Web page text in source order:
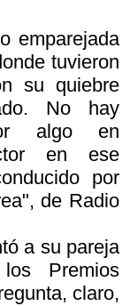
emparejada
tuvieron
su quiebre
No hay
algo en
en ese
por
de Radio
a su pareja
Premios
claro,